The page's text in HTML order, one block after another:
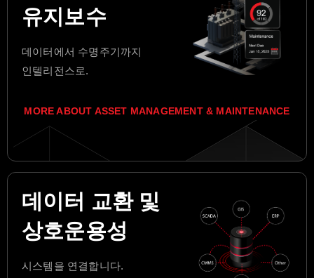
유지보수
데이터에서 수명주기까지
인텔리전스로.
MORE ABOUT ASSET MANAGEMENT & MAINTENANCE
데이터 교환 및
상호운용성
시스템을 연결합니다.